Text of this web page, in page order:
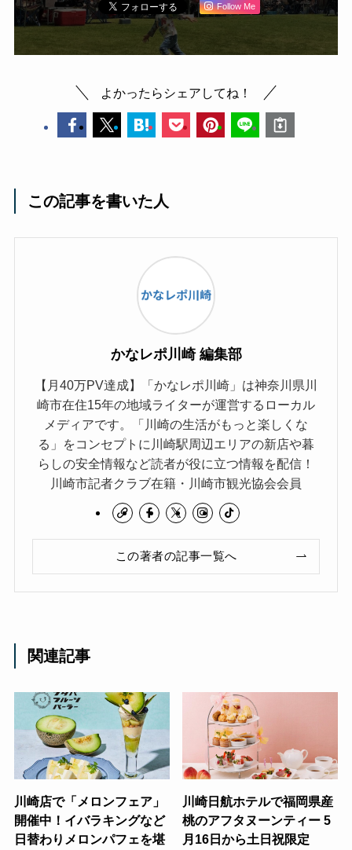
Follow Me
よかったらシェアしてね！
この記事を書いた人
かなレポ川崎 編集部
【月40万PV達成】「かなレポ川崎」は神奈川県川
崎市在住15年の地域ライターが運営するローカル
メディアです。「川崎の生活がもっと楽しくな
る」をコンセプトに川崎駅周辺エリアの新店や暮
らしの安全情報など読者が役に立つ情報を配信！
川崎市記者クラブ在籍・川崎市観光協会会員
この著者の記事一覧へ
関連記事
川崎店で「メロンフェア」
開催中！イバラキングなど
日替わりメロンパフェを堪
川崎日航ホテルで福岡県産
桃のアフタヌーンティー 5
月16日から土日祝限定